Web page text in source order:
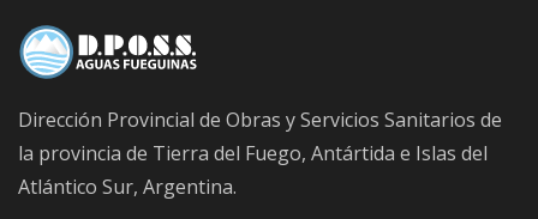
Dirección Provincial de Obras y Servicios Sanitarios de
la provincia de Tierra del Fuego, Antártida e Islas del
Atlántico Sur, Argentina.